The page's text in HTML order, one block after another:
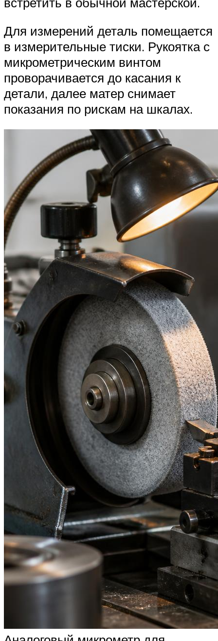
Для измерений деталь помещается
в измерительные тиски. Рукоятка с
микрометрическим винтом
проворачивается до касания к
детали, далее матер снимает
показания по рискам на шкалах.